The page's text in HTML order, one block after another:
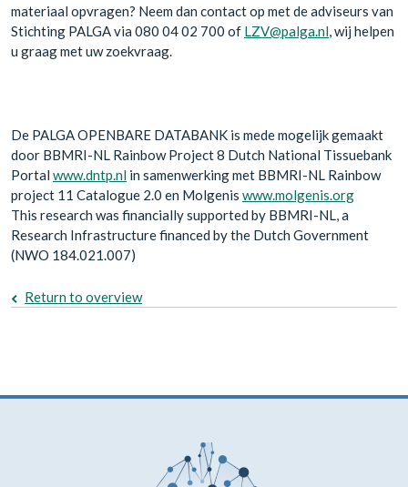
materiaal opvragen? Neem dan contact op met de adviseurs van
Stichting PALGA via 080 04 02 700 of LZV@palga.nl, wij helpen
u graag met uw zoekvraag.
De PALGA OPENBARE DATABANK is mede mogelijk gemaakt
door BBMRI-NL Rainbow Project 8 Dutch National Tissuebank
Portal www.dntp.nl in samenwerking met BBMRI-NL Rainbow
project 11 Catalogue 2.0 en Molgenis www.molgenis.org
This research was financially supported by BBMRI-NL, a
Research Infrastructure financed by the Dutch Government
(NWO 184.021.007)
Return to overview